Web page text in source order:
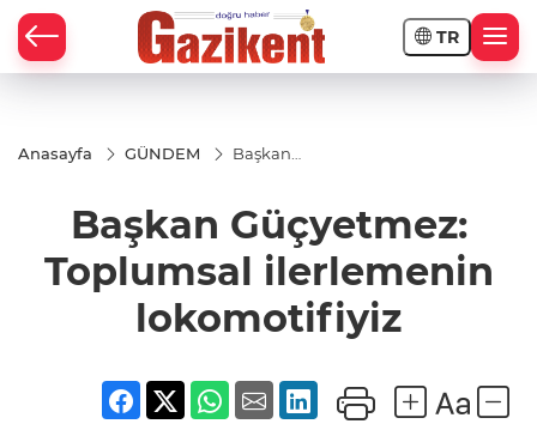
TR
Anasayfa GÜNDEM
Başkan
ilerlemenin
lokomotifiyiz
Başkan Güçyetmez:
Toplumsal ilerlemenin
lokomotifiyiz